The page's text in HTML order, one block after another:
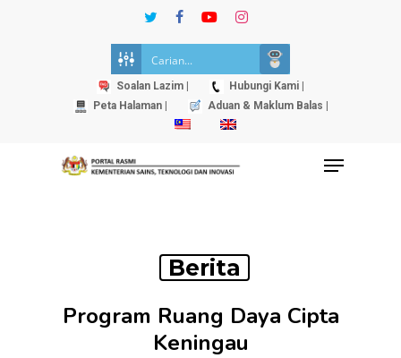
twitterfacebookyoutubeinstagram
Soalan Lazim |
Hubungi Kami |
Peta Halaman |
Aduan & Maklum Balas |
Menu
Berita
Program Ruang Daya Cipta
Keningau